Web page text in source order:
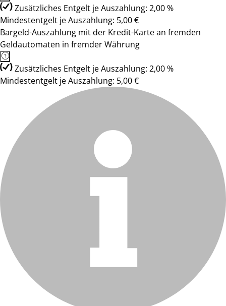
Zusätzliches Entgelt je Auszahlung: 2,00 %
Mindestentgelt je Auszahlung: 5,00 €
Bargeld-Auszahlung mit der Kredit-Karte an fremden
Geldautomaten in fremder Währung
Zusätzliches Entgelt je Auszahlung: 2,00 %
Mindestentgelt je Auszahlung: 5,00 €